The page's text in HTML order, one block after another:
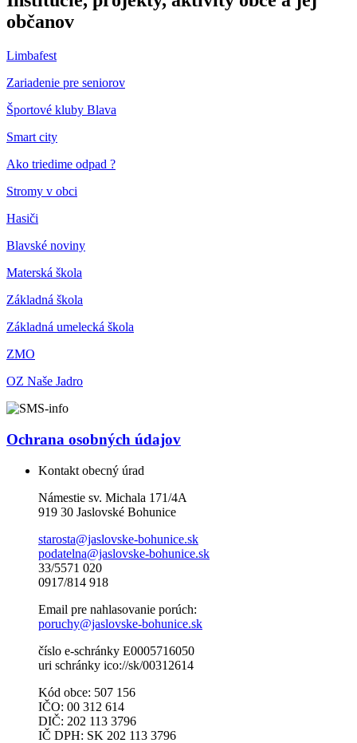
občanov
Limbafest
Zariadenie pre seniorov
Športové kluby Blava
Smart city
Ako triedime odpad ?
Stromy v obci
Hasiči
Blavské noviny
Materská škola
Základná škola
Základná umelecká škola
ZMO
OZ Naše Jadro
Ochrana osobných údajov
Kontakt obecný úrad
Námestie sv. Michala 171/4A
919 30 Jaslovské Bohunice
starosta@jaslovske-bohunice.sk
podatelna@jaslovske-bohunice.sk
33/5571 020
0917/814 918
Email pre nahlasovanie porúch:
poruchy@jaslovske-bohunice.sk
číslo e-schránky E0005716050
uri schránky ico://sk/00312614
Kód obce: 507 156
IČO: 00 312 614
DIČ: 202 113 3796
IČ DPH: SK 202 113 3796